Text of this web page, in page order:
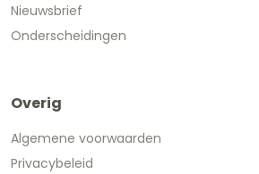
Nieuwsbrief
Onderscheidingen
Overig
Algemene voorwaarden
Privacybeleid